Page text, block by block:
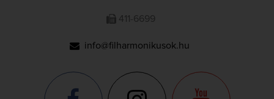
411-6699
info@filharmonikusok.hu